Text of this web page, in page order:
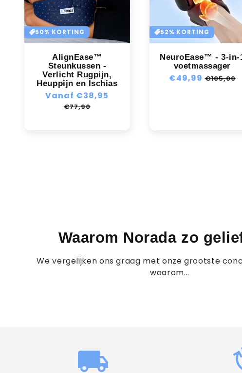
50% KORTING
AlignEase™
Steunkussen -
Verlicht Rugpijn,
Heuppijn en Ischias
Normale
prijs
Vanaf €38,95
€77,90
52% KORTING
NeuroEase™ - 3-in-
voetmassager
Normale
€49,99 €105,00
Waarom Norada zo
We vergelijken ons graag met onze grootste
waarom...
local_shipping